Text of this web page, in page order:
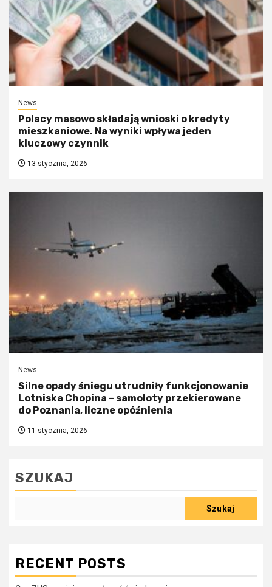
News
Polacy masowo składają wnioski o kredyty
mieszkaniowe. Na wyniki wpływa jeden
kluczowy czynnik
13 stycznia, 2026
News
Silne opady śniegu utrudniły funkcjonowanie
Lotniska Chopina – samoloty przekierowane
do Poznania, liczne opóźnienia
11 stycznia, 2026
SZUKAJ
Szukaj
RECENT POSTS